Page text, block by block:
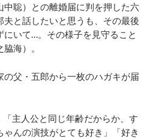
聡）との離婚届に判を押した六
夫と話したいと思うも、その最後
いて…。その様子を見守ること
海）。
父・五郎から一枚のハガキが届
主人公と同じ年齢だからか、す
んの演技がとても好き」「好き